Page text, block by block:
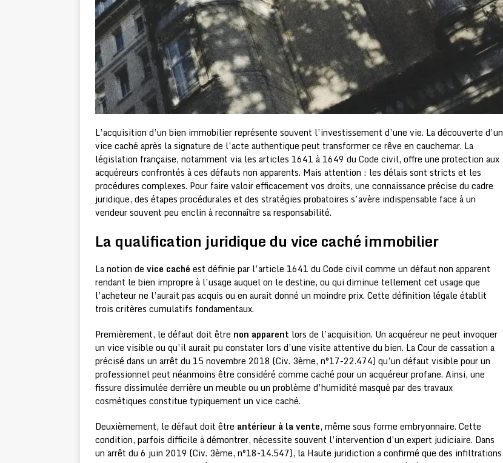
L’acquisition d’un bien immobilier représente souvent l’investissement d’une vie. La découverte d’un
vice caché après la signature de l’acte authentique peut transformer ce rêve en cauchemar. La
législation française, notamment via les articles 1641 à 1649 du Code civil, offre une protection aux
acquéreurs confrontés à ces défauts non apparents. Mais attention : les délais sont stricts et les
procédures complexes. Pour faire valoir efficacement vos droits, une connaissance précise du cadre
juridique, des étapes procédurales et des stratégies probatoires s’avère indispensable face à un
vendeur souvent peu enclin à reconnaître sa responsabilité.
La qualification juridique du vice caché immobilier
La notion de vice caché est définie par l’article 1641 du Code civil comme un défaut non apparent
rendant le bien impropre à l’usage auquel on le destine, ou qui diminue tellement cet usage que
l’acheteur ne l’aurait pas acquis ou en aurait donné un moindre prix. Cette définition légale établit
trois critères cumulatifs fondamentaux.
Premièrement, le défaut doit être non apparent lors de l’acquisition. Un acquéreur ne peut invoquer
un vice visible ou qu’il aurait pu constater lors d’une visite attentive du bien. La Cour de cassation a
précisé dans un arrêt du 15 novembre 2018 (Civ. 3ème, n°17-22.474) qu’un défaut visible pour un
professionnel peut néanmoins être considéré comme caché pour un acquéreur profane. Ainsi, une
fissure dissimulée derrière un meuble ou un problème d’humidité masqué par des travaux
cosmétiques constitue typiquement un vice caché.
Deuxièmement, le défaut doit être antérieur à la vente, même sous forme embryonnaire. Cette
condition, parfois difficile à démontrer, nécessite souvent l’intervention d’un expert judiciaire. Dans
un arrêt du 6 juin 2019 (Civ. 3ème, n°18-14.547), la Haute juridiction a confirmé que des infiltrations